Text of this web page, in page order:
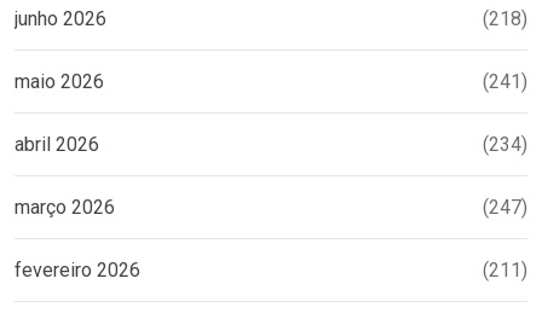
junho 2026 (218)
maio 2026 (241)
abril 2026 (234)
março 2026 (247)
fevereiro 2026 (211)